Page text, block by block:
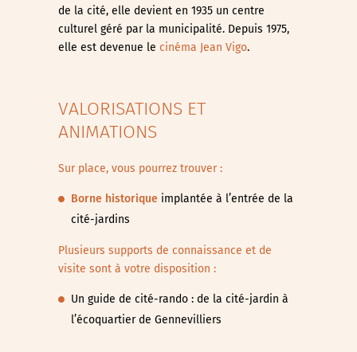
de la cité, elle devient en 1935 un centre
culturel géré par la municipalité. Depuis 1975,
elle est devenue lecinéma Jean Vigo.
VALORISATIONS ET
ANIMATIONS
Sur place, vous pourrez trouver :
Borne historique implantée à l’entrée de la
cité-jardins
Plusieurs supports de connaissance et de
visite sont à votre disposition :
Un guide de cité-rando : de la cité-jardin à
l’écoquartier de Gennevilliers